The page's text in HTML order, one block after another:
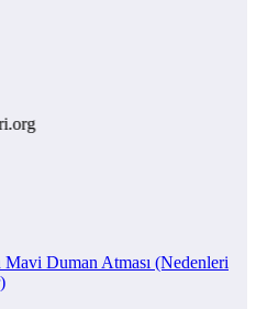
Mavi Duman Atması (Nedenleri